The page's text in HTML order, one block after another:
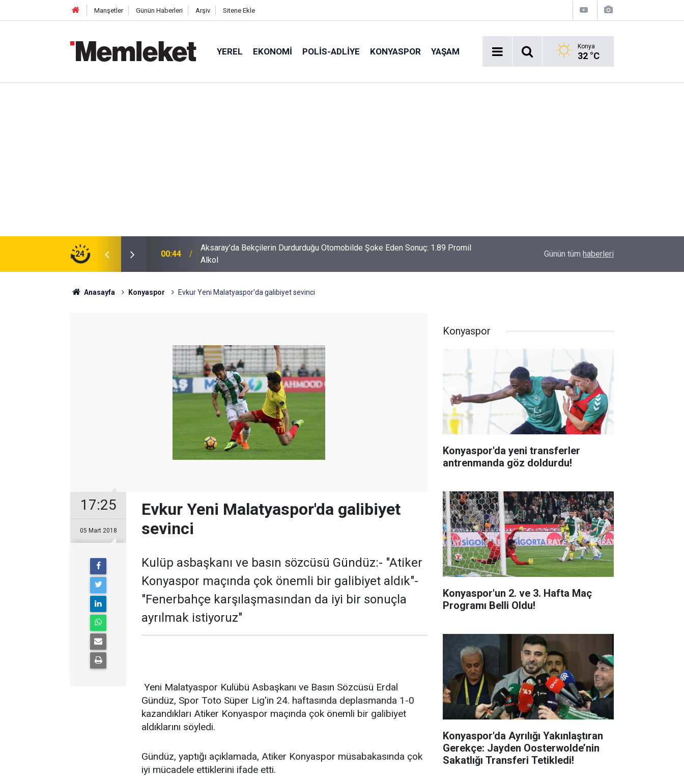
Manşetler Günün Haberleri Arşiv Sitene Ekle
YEREL EKONOMI POLİS-ADLİYE KONYASPOR YAŞAM Konya
32 °C
24
Otomobilde Şoke Eden Sonuç: 1.89 Promil
00:41 Polatlı-Haymana-Konya hattı bölünmüş yol oluyor Erkin Koray'ı bir tek onlar hatırladı
Günün tüm haberleri
Anasayfa Konyaspor Evkur Yeni Malatyaspor'da galibiyet sevinci
17:25
05 Mart 2018
Evkur Yeni Malatyaspor'da galibiyet
sevinci
Kulüp asbaşkanı ve basın sözcüsü Gündüz:- "Atiker
Konyaspor maçında çok önemli bir galibiyet aldık"-
"Fenerbahçe karşılaşmasından da iyi bir sonuçla
ayrılmak istiyoruz"
Yeni Malatyaspor Kulübü Asbaşkanı ve Basın Sözcüsü Erdal
Gündüz, Spor Toto Süper Lig'in 24. haftasında deplasmanda 1-0
kazandıkları Atiker Konyaspor maçında çok önemli bir galibiyet
aldıklarını söyledi.
Gündüz, yaptığı açıklamada, Atiker Konyaspor müsabakasında çok
iyi mücadele ettiklerini ifade etti.
Konyaspor
Konyaspor'da yeni transferler
antrenmanda göz doldurdu!
Konyaspor'un 2. ve 3. Hafta Maç
Programı Belli Oldu!
Konyaspor'da Ayrılığı Yakınlaştıran
Gerekçe: Jayden Oosterwolde’nin
Sakatlığı Transferi Tetikledi!